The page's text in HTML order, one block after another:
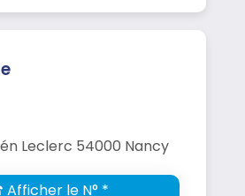
Leclerc 54000 Nancy
le N° *